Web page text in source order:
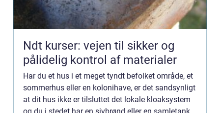
Ndt kurser: vejen til sikker og
pålidelig kontrol af materialer
Har du et hus i et meget tyndt befolket område, et
sommerhus eller en kolonihave, er det sandsynligt
at dit hus ikke er tilsluttet det lokale kloaksystem